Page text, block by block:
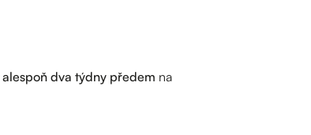
alespoň dva týdny předem na